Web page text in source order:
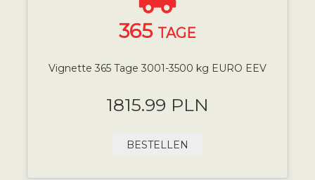
365 TAGE
Vignette 365 Tage 3001-3500 kg EURO EEV
1815.99 PLN
BESTELLEN